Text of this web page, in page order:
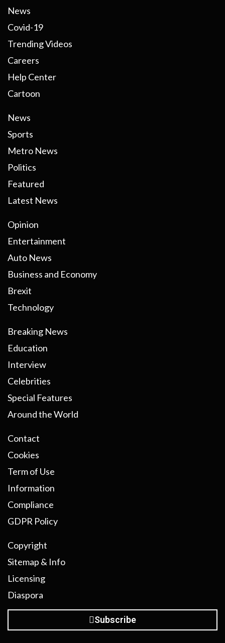
News
Covid-19
Trending Videos
Careers
Help Center
Cartoon
News
Sports
Metro News
Politics
Featured
Latest News
Opinion
Entertainment
Auto News
Business and Economy
Brexit
Technology
Breaking News
Education
Interview
Celebrities
Special Features
Around the World
Contact
Cookies
Term of Use
Information
Compliance
GDPR Policy
Copyright
Sitemap & Info
Licensing
Diaspora
Subscribe